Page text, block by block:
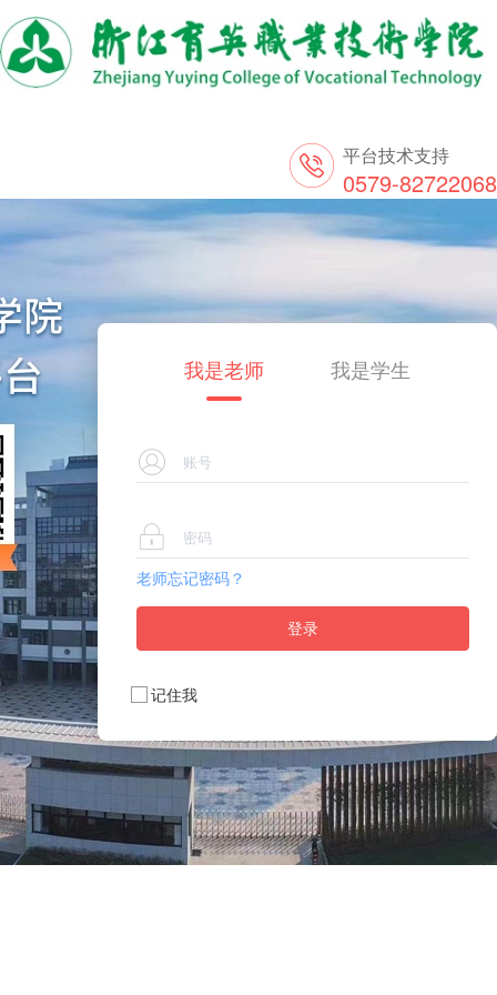
平台技术支持
0579-82722068
我是老师 我是学生
老师忘记密码？
登录
记住我